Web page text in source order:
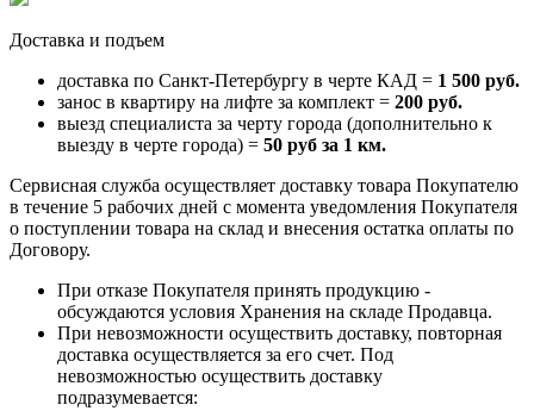
Доставка и подъем
доставка по Санкт-Петербургу в черте КАД = 1 500 руб.
занос в квартиру на лифте за комплект = 200 руб.
выезд специалиста за черту города (дополнительно к
выезду в черте города) = 50 руб за 1 км.
Сервисная служба осуществляет доставку товара Покупателю
в течение 5 рабочих дней с момента уведомления Покупателя
о поступлении товара на склад и внесения остатка оплаты по
Договору.
При отказе Покупателя принять продукцию -
обсуждаются условия Хранения на складе Продавца.
При невозможности осуществить доставку, повторная
доставка осуществляется за его счет. Под
невозможностью осуществить доставку
подразумевается: